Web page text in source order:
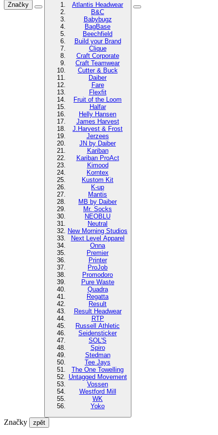
Značky
Atlantis Headwear
B&C
Babybugz
BagBase
Beechfield
Build your Brand
Clique
Craft Corporate
Craft Teamwear
Cutter & Buck
Daiber
Fare
Flexfit
Fruit of the Loom
Halfar
Helly Hansen
James Harvest
J.Harvest & Frost
Jerzees
JN by Daiber
Kariban
Kariban ProAct
Kimood
Korntex
Kustom Kit
K-up
Mantis
MB by Daiber
Mr. Socks
NEOBLU
Neutral
New Morning Studios
Next Level Apparel
Onna
Premier
Printer
ProJob
Promodoro
Pure Waste
Quadra
Regatta
Result
Result Headwear
RTP
Russell Athletic
Seidensticker
SOL'S
Spiro
Stedman
Tee Jays
The One Towelling
Untagged Movement
Vossen
Westford Mill
WK
Yoko
Značky zpět